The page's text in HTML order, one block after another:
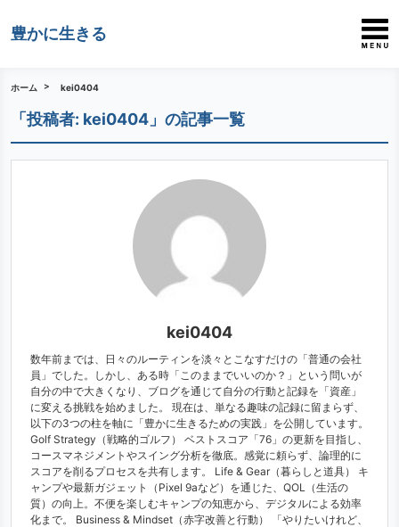
豊かに生きる
ホーム kei0404
「投稿者: kei0404」の記事一覧
kei0404
数年前までは、日々のルーティンを淡々とこなすだけの「普通の会社
員」でした。しかし、ある時「このままでいいのか？」という問いが
自分の中で大きくなり、ブログを通じて自分の行動と記録を「資産」
に変える挑戦を始めました。 現在は、単なる趣味の記録に留まらず、
以下の3つの柱を軸に「豊かに生きるための実践」を公開しています。
Golf Strategy（戦略的ゴルフ） ベストスコア「76」の更新を目指し、
コースマネジメントやスイング分析を徹底。感覚に頼らず、論理的に
スコアを削るプロセスを共有します。 Life & Gear（暮らしと道具） キ
ャンプや最新ガジェット（Pixel 9aなど）を通じた、QOL（生活の
質）の向上。不便を楽しむキャンプの知恵から、デジタルによる効率
化まで。 Business & Mindset（赤字改善と行動） 「やりたいけれど、